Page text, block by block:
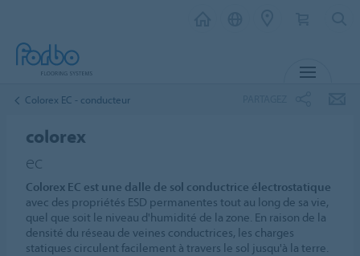
Colorex EC - conducteur
colorex
ec
Colorex EC est une dalle de sol conductrice électrostatique
avec des propriétés ESD permanentes tout au long de sa vie,
quel que soit le niveau d'humidité de la zone. En raison de la
densité du réseau de veines conductrices, les charges
statiques circulent facilement à travers le sol jusqu'à la terre.